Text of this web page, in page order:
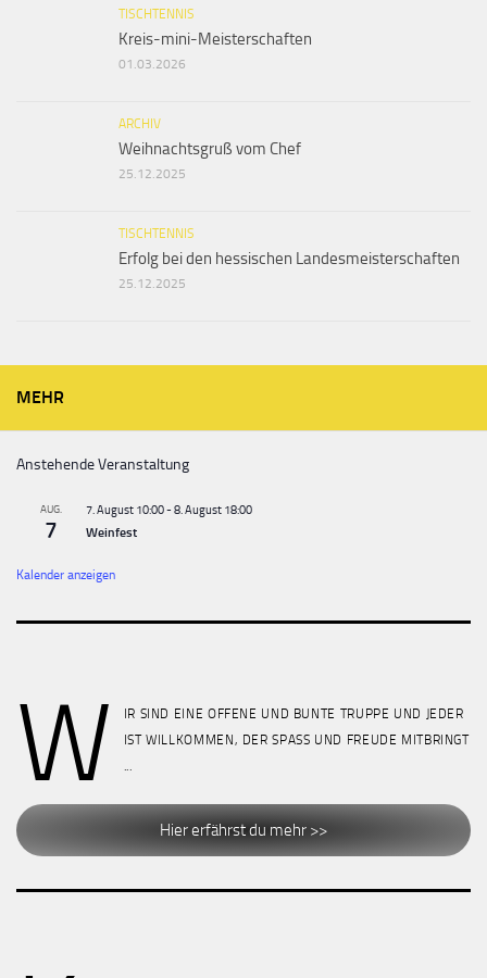
TISCHTENNIS
Kreis-mini-Meisterschaften
01.03.2026
ARCHIV
Weihnachtsgruß vom Chef
25.12.2025
TISCHTENNIS
Erfolg bei den hessischen Landesmeisterschaften
25.12.2025
MEHR
Anstehende Veranstaltung
AUG.
7
7. August 10:00- 8. August 18:00
Weinfest
Kalender anzeigen
W
IR SIND EINE OFFENE UND BUNTE TRUPPE UND JEDER
IST WILLKOMMEN, DER SPASS UND FREUDE MITBRINGT
...
Hier erfährst du mehr >>